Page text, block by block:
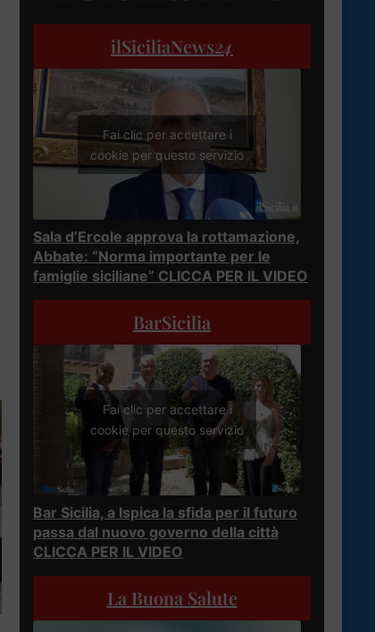
ilSiciliaNews24
Fai clic per accettare i
cookie per questo servizio
Sala d’Ercole approva la rottamazione,
Abbate: “Norma importante per le
famiglie siciliane” CLICCA PER IL VIDEO
BarSicilia
Fai clic per accettare i
cookie per questo servizio
Bar Sicilia, a Ispica la sfida per il futuro
passa dal nuovo governo della città
CLICCA PER IL VIDEO
La Buona Salute